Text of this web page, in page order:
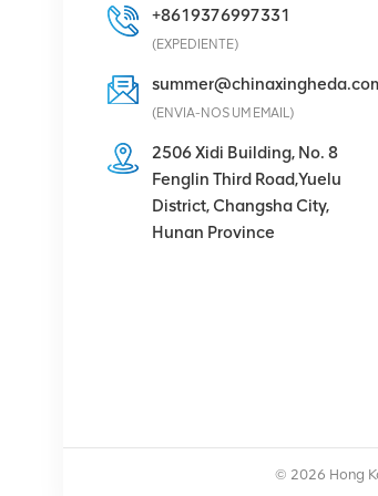
Eltek Flatpack2
48/2000 Módulo
retificador HE 48V
2000W
VER DETALHES
fonte de alimentação
comunicação Eltek
+8619376997331
(EXPEDIENTE)
(ENVIA-NOS UM EMAIL)
2506 Xidi Building, No. 8
Fenglin Third Road,Yuelu
District, Changsha City,
Hunan Province
© 2026 Hong